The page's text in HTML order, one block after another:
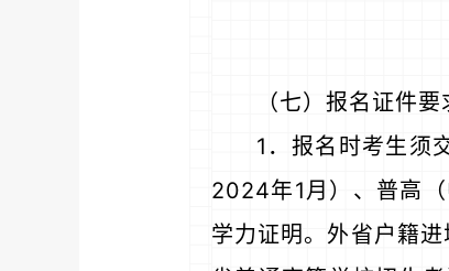
（七）报名证件要
1．报名时考生须
2024年1月）、普高
学力证明。外省户籍